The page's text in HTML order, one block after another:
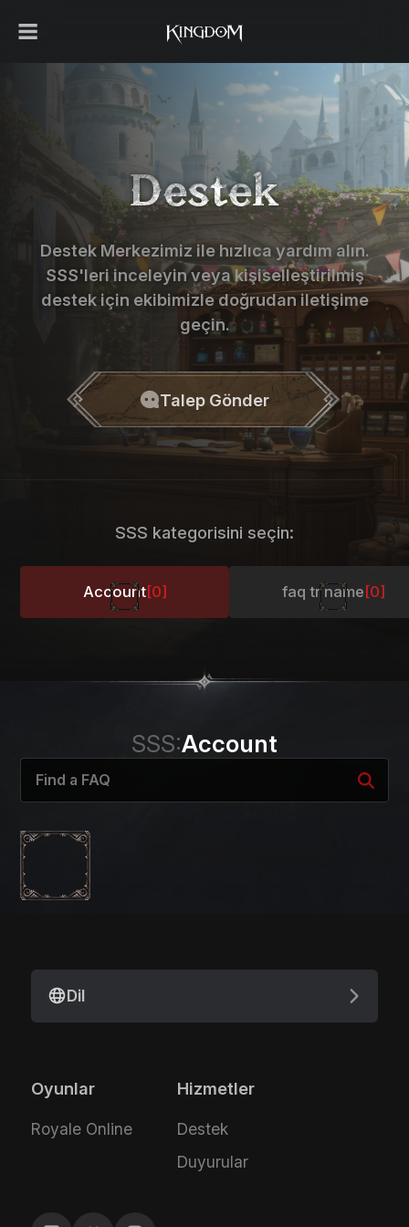
Destek
Destek Merkezimiz ile hızlıca yardım alın.
SSS'leri inceleyin veya kişiselleştirilmiş
destek için ekibimizle doğrudan iletişime
geçin.
Talep Gönder
SSS kategorisini seçin:
Account[0] faq tr name [0]
SSS:Account
Dil
Oyunlar
Royale Online
Hizmetler
Destek
Duyurular